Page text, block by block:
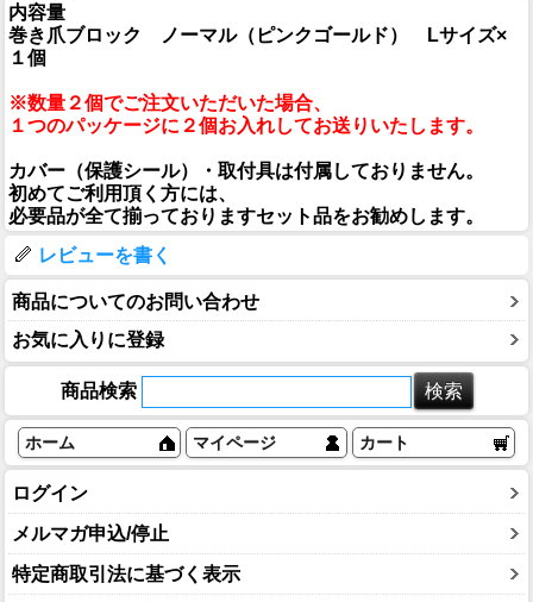
内容量
巻き爪ブロック ノーマル（ピンクゴールド） Lサイズ×
１個
※数量２個でご注文いただいた場合、
１つのパッケージに２個お入れしてお送りいたします。
カバー（保護シール）・取付具は付属しておりません。
初めてご利用頂く方には、
必要品が全て揃っておりますセット品をお勧めします。
レビューを書く
商品についてのお問い合わせ
お気に入りに登録
商品検索
ホーム マイページ カート
ログイン
メルマガ申込/停止
特定商取引法に基づく表示